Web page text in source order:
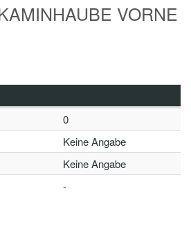
VORNE
0
Keine Angabe
Keine Angabe
-